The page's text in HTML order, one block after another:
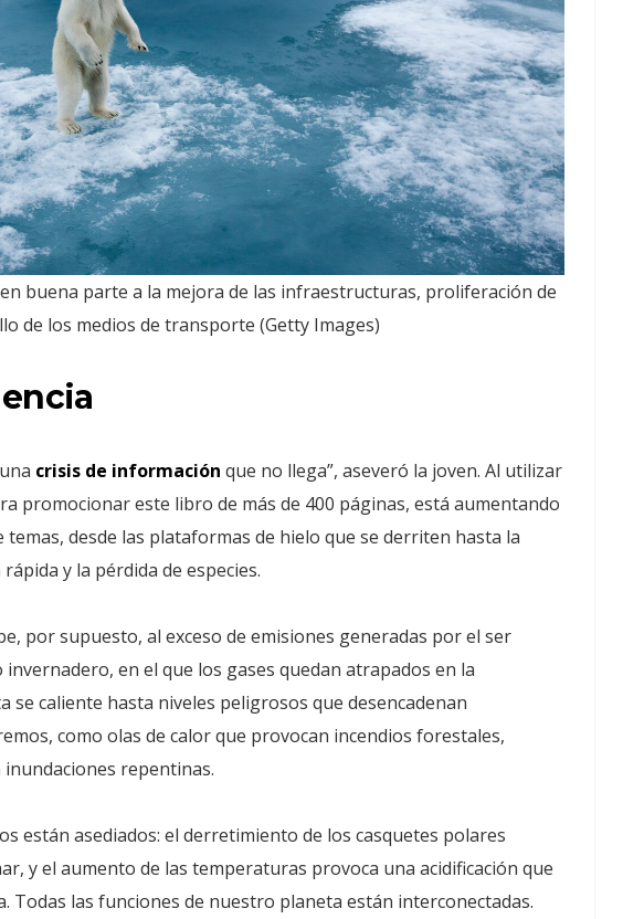
buena parte a la mejora de las infraestructuras, proliferación de
de los medios de transporte (Getty Images)
crisis de información que no llega”, aseveró la joven. Al utilizar
promocionar este libro de más de 400 páginas, está aumentando
desde las plataformas de hielo que se derriten hasta la
y la pérdida de especies.
por supuesto, al exceso de emisiones generadas por el ser
en el que los gases quedan atrapados en la
se caliente hasta niveles peligrosos que desencadenan
como olas de calor que provocan incendios forestales,
repentinas.
están asediados: el derretimiento de los casquetes polares
y el aumento de las temperaturas provoca una acidificación que
Todas las funciones de nuestro planeta están interconectadas.